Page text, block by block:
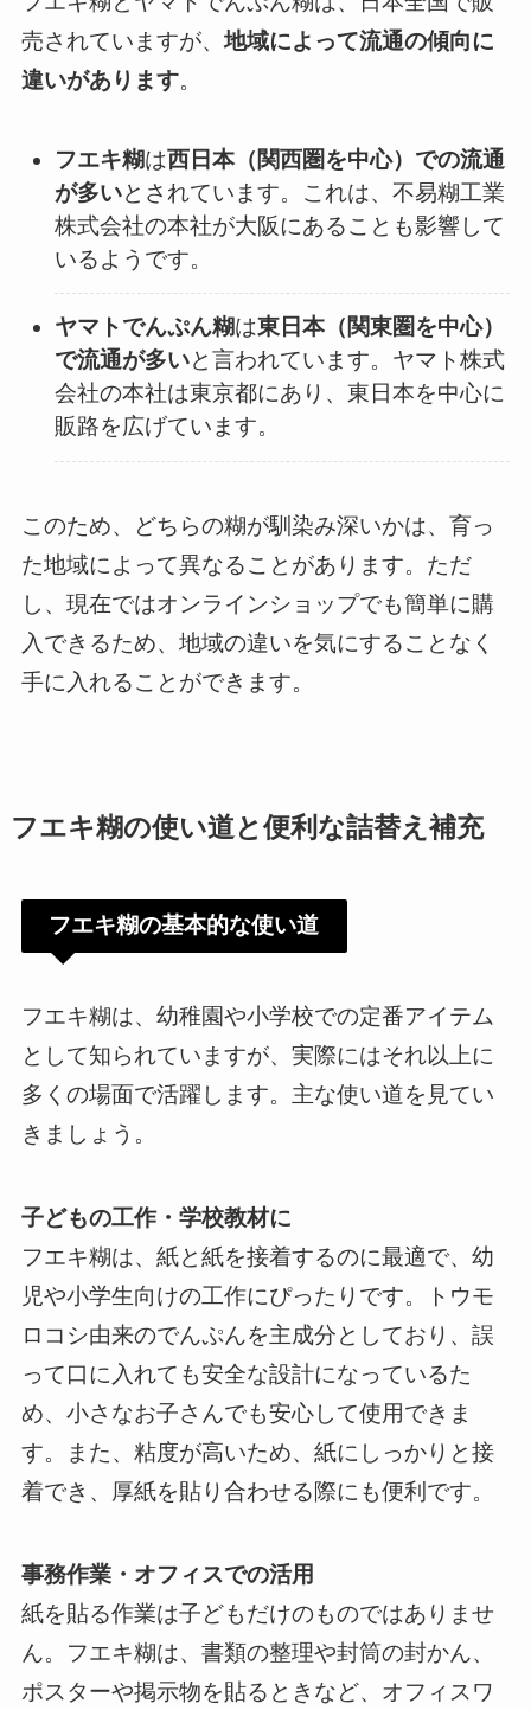
売されていますが、地域によって流通の傾向に
違いがあります。
フエキ糊は西日本（関西圏を中心）での流通
が多いとされています。これは、不易糊工業
株式会社の本社が大阪にあることも影響して
いるようです。
ヤマトでんぷん糊は東日本（関東圏を中心）
で流通が多いと言われています。ヤマト株式
会社の本社は東京都にあり、東日本を中心に
販路を広げています。
このため、どちらの糊が馴染み深いかは、育っ
た地域によって異なることがあります。ただ
し、現在ではオンラインショップでも簡単に購
入できるため、地域の違いを気にすることなく
手に入れることができます。
フエキ糊の使い道と便利な詰替え補充
フエキ糊の基本的な使い道
フエキ糊は、幼稚園や小学校での定番アイテム
として知られていますが、実際にはそれ以上に
多くの場面で活躍します。主な使い道を見てい
きましょう。
子どもの工作・学校教材に
フエキ糊は、紙と紙を接着するのに最適で、幼
児や小学生向けの工作にぴったりです。トウモ
ロコシ由来のでんぷんを主成分としており、誤
って口に入れても安全な設計になっているた
め、小さなお子さんでも安心して使用できま
す。また、粘度が高いため、紙にしっかりと接
着でき、厚紙を貼り合わせる際にも便利です。
事務作業・オフィスでの活用
紙を貼る作業は子どもだけのものではありませ
ん。フエキ糊は、書類の整理や封筒の封かん、
ポスターや掲示物を貼るときなど、オフィスワ